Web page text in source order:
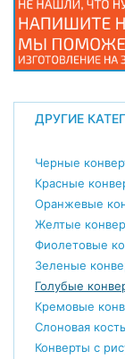
ДРУГИЕ
Черные
Красные
Оранжевые
Желтые
Фиолетовые
Зеленые
Голубые
Кремовые
Слоновая кость
Конверты с